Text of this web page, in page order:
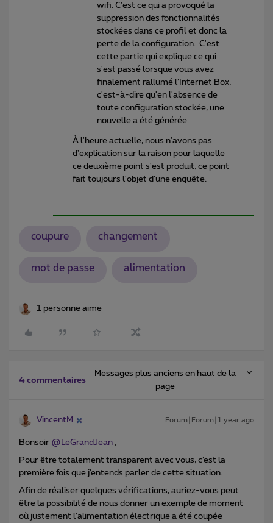
wifi. C'est ce qui a provoqué la
suppression des fonctionnalités
stockées dans ce profil et donc la
perte de la configuration. C'est
cette partie qui explique ce qui
s'est passé lorsque vous avez
finalement rallumé l’Internet Box,
c'est-à-dire qu'en l'absence de
toute configuration stockée, une
nouvelle a été générée.
À l'heure actuelle, nous n'avons pas
d'explication sur la raison pour laquelle
ce deuxième point s'est produit, ce point
fait toujours l'objet d'une enquête.
coupure changement
mot de passe alimentation
1 personne aime
4 commentaires
Messages plus anciens en haut de la
page
VincentM Forum|Forum|1 year ago
Bonsoir ​ @LeGrandJean ,
Pour être totalement transparent avec vous, c’est la
première fois que j’entends parler de cette situation.
Afin de réaliser quelques vérifications, auriez-vous peut
être la possibilité de nous donner un exemple de moment
où justement l’alimentation électrique a été coupée